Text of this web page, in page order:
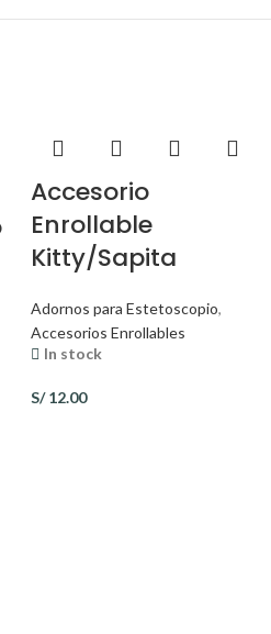
Accesorio
Enrollable
Kitty/Sapita
Adornos para Estetoscopio,
Accesorios Enrollables
In stock
S/12.00